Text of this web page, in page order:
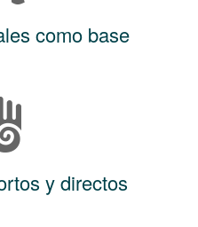
como base
y directos